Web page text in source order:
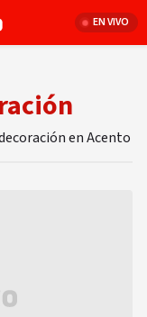
EN VIVO
en Acento